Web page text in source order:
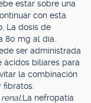
estar sobre una
con esta
La dosis de
80 mg al día.
ser administrada
ácidos biliares para
la combinación
La nefropatía